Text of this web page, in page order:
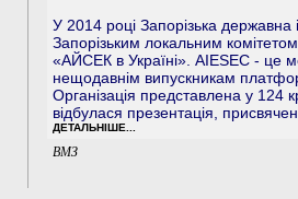
У 2014 році Запорізька
Запорізьким локальним комітетом
«АЙСЕК в Україні». АIESEC - це
нещодавнім випускникам
Організація представлена у 124
відбулася презентація,
ДЕТАЛЬНІШЕ...
BMЗ